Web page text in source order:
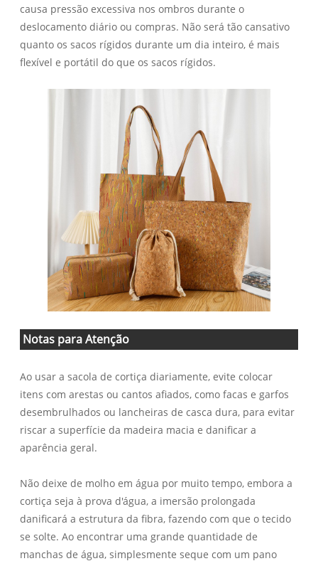
causa pressão excessiva nos ombros durante o
deslocamento diário ou compras. Não será tão cansativo
quanto os sacos rígidos durante um dia inteiro, é mais
flexível e portátil do que os sacos rígidos.
Notas para Atenção
Ao usar a sacola de cortiça diariamente, evite colocar
itens com arestas ou cantos afiados, como facas e garfos
desembrulhados ou lancheiras de casca dura, para evitar
riscar a superfície da madeira macia e danificar a
aparência geral.
Não deixe de molho em água por muito tempo, embora a
cortiça seja à prova d'água, a imersão prolongada
danificará a estrutura da fibra, fazendo com que o tecido
se solte. Ao encontrar uma grande quantidade de
manchas de água, simplesmente seque com um pano